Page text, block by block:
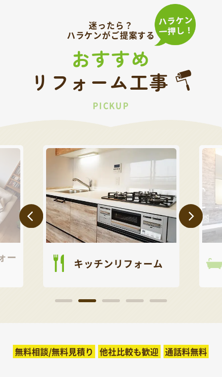
迷ったら？
ハラケンがご提案する
おすすめ
リフォーム工事
PICKUP
ー キッチンリフォーム
無料相談/無料見積り 他社比較も歓迎 通話料無料